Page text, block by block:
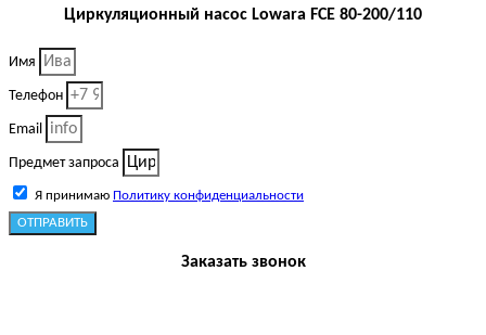
Циркуляционный насос Lowara FCE 80-200/110
Имя
Телефон
Email
Предмет запроса
Я принимаю Политику конфиденциальности
ОТПРАВИТЬ
Заказать звонок